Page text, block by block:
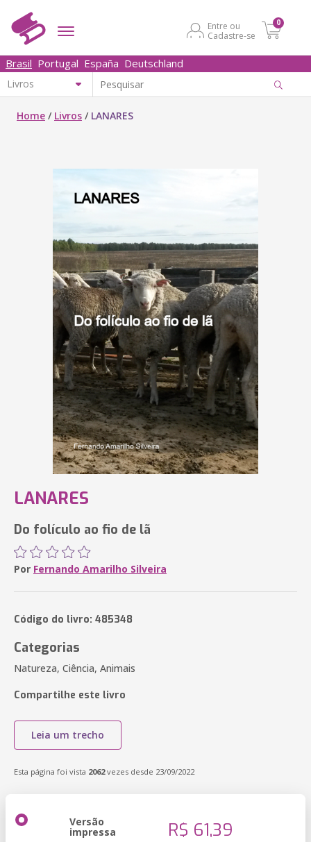
Entre ou
Cadastre-se
0
Brasil Portugal España Deutschland
Home / Livros / LANARES
LANARES
Do folículo ao fio de lã
Por Fernando Amarilho Silveira
Código do livro: 485348
Categorias
Natureza, Ciência, Animais
Compartilhe este livro
Leia um trecho
Esta página foi vista 2062vezes desde 23/09/2022
Versão
impressa R$ 61,39